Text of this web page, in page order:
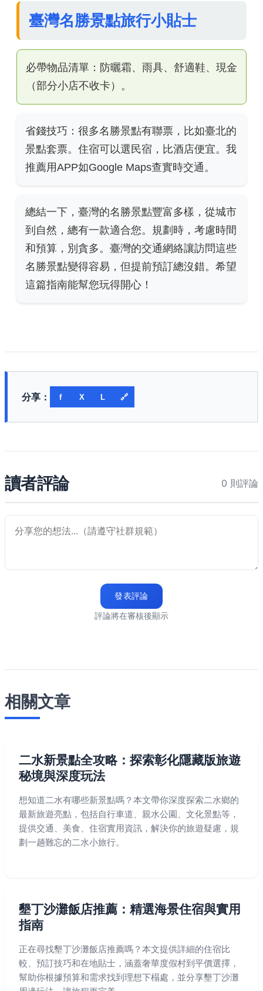
臺灣名勝景點旅行小貼士
必帶物品清單：防曬霜、雨具、舒適鞋、現金
（部分小店不收卡）。
省錢技巧：很多名勝景點有聯票，比如臺北的
景點套票。住宿可以選民宿，比酒店便宜。我
推薦用APP如Google Maps查實時交通。
總結一下，臺灣的名勝景點豐富多樣，從城市
到自然，總有一款適合您。規劃時，考慮時間
和預算，別貪多。臺灣的交通網絡讓訪問這些
名勝景點變得容易，但提前預訂總沒錯。希望
這篇指南能幫您玩得開心！
分享： f X L 🔗
讀者評論 0 則評論
發表評論
評論將在審核後顯示
相關文章
二水新景點全攻略：探索彰化隱藏版旅遊
秘境與深度玩法
想知道二水有哪些新景點嗎？本文帶你深度探索二水鄉的
最新旅遊亮點，包括自行車道、親水公園、文化景點等，
提供交通、美食、住宿實用資訊，解決你的旅遊疑慮，規
劃一趟難忘的二水小旅行。
墾丁沙灘飯店推薦：精選海景住宿與實用
指南
正在尋找墾丁沙灘飯店推薦嗎？本文提供詳細的住宿比
較、預訂技巧和在地貼士，涵蓋奢華度假村到平價選擇，
幫助你根據預算和需求找到理想下榻處，並分享墾丁沙灘